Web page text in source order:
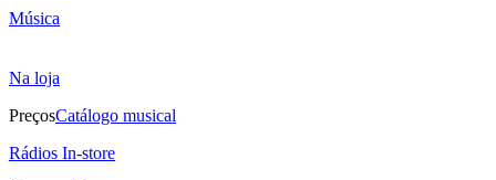
Música
Na loja
PreçosCatálogo musical
Rádios In-store